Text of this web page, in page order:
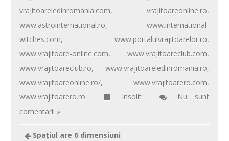
k
vrajitoareledinromania.com,vrajitoareonline.ro,
www.astrointernational.ro,www.international-
witches.com,www.portalulvrajitoarelor.ro,
www.vrajitoare-online.com,www.vrajitoareclub.com,
www.vrajitoareclub.ro,www.vrajitoareledinromania.ro,
www.vrajitoareonline.ro/,www.vrajitoarero.com,
www.vrajitoarero.ro
Insolit
Nu sunt
comentarii »
Spaţiul are 6 dimensiuni